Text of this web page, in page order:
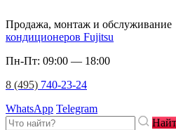
Продажа, монтаж и обслуживание
кондиционеров Fujitsu
Пн-Пт: 09:00 — 18:00
8 (495) 740-23-24
WhatsApp Telegram